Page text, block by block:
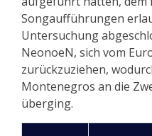
Songaufführungen
Untersuchung
NeonoeN, sich vom
zurückzuziehen,
Montenegros an die
überging.